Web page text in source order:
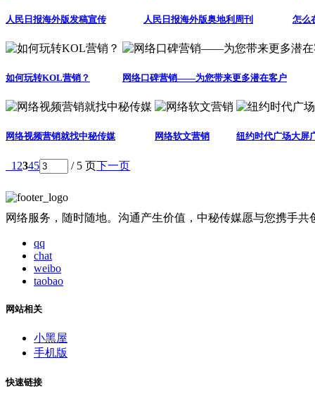
人民日报海外版发稿宣传 人民日报海外版奥地利周刊 怎么
如何玩转KOL营销？ 网络口碑营销——为您带来更多潜在客户
网络视频营销就找中秘传媒 网络软文营销 纽约时代广场大屏
1 2345 / 5 页下一页
网络服务，随时随地。沟通产生价值，中秘传媒愿与您携手共
qq
chat
weibo
taobao
网站相关
小黑屋
手机版
快速链接